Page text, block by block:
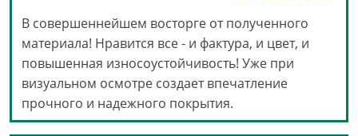
В совершеннейшем восторге от полученного
материала! Нравится все - и фактура, и цвет, и
повышенная износоустойчивость! Уже при
визуальном осмотре создает впечатление
прочного и надежного покрытия.